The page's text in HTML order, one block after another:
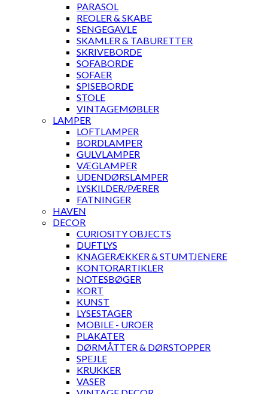
PARASOL
REOLER & SKABE
SENGEGAVLE
SKAMLER & TABURETTER
SKRIVEBORDE
SOFABORDE
SOFAER
SPISEBORDE
STOLE
VINTAGEMØBLER
LAMPER
LOFTLAMPER
BORDLAMPER
GULVLAMPER
VÆGLAMPER
UDENDØRSLAMPER
LYSKILDER/PÆRER
FATNINGER
HAVEN
DECOR
CURIOSITY OBJECTS
DUFTLYS
KNAGERÆKKER & STUMTJENERE
KONTORARTIKLER
NOTESBØGER
KORT
KUNST
LYSESTAGER
MOBILE - UROER
PLAKATER
DØRMÅTTER & DØRSTOPPER
SPEJLE
KRUKKER
VASER